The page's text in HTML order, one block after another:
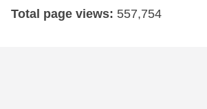
Total page views: 557,754